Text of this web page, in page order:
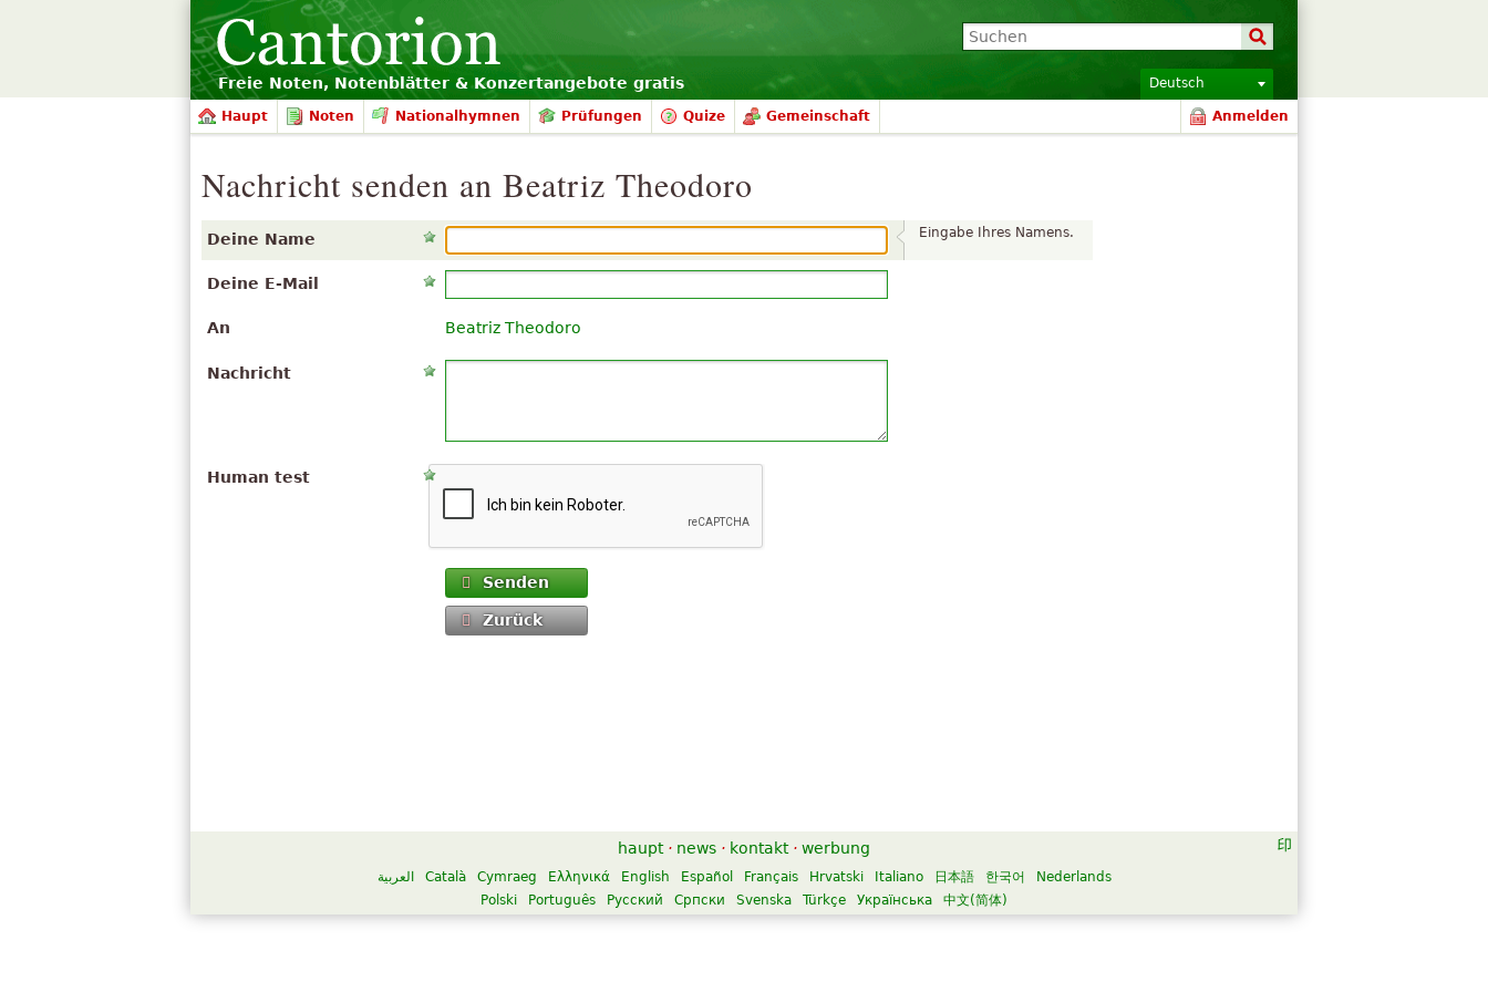
Freie Noten, Notenblätter & Konzertangebote gratis Deutsch
Haupt Noten Nationalhymnen Prüfungen Quize Gemeinschaft Anmelden
Nachricht senden an Beatriz Theodoro
Eingabe Ihres Namens.
Deine Name
Deine E-Mail
An Beatriz Theodoro
Nachricht
Human test
Senden
Zurück
haupt · news · kontakt · werbung
العربية Català Cymraeg Ελληνικά English Español Français Hrvatski Italiano 日本語 한국어
Nederlands
Polski
Português Русский Српски Svenska Türkçe Українська 中文(简体)